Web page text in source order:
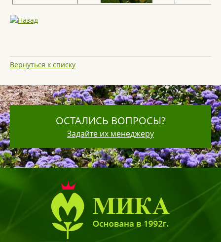
Вернуться к списку
ОСТАЛИСЬ ВОПРОСЫ?
Задайте их менеджеру